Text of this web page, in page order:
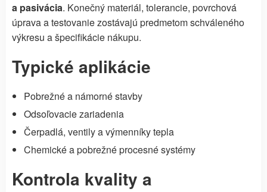
a pasivácia. Konečný materiál, tolerancie, povrchová
úprava a testovanie zostávajú predmetom schváleného
výkresu a špecifikácie nákupu.
Typické aplikácie
Pobrežné a námorné stavby
Odsoľovacie zariadenia
Čerpadlá, ventily a výmenníky tepla
Chemické a pobrežné procesné systémy
Kontrola kvality a